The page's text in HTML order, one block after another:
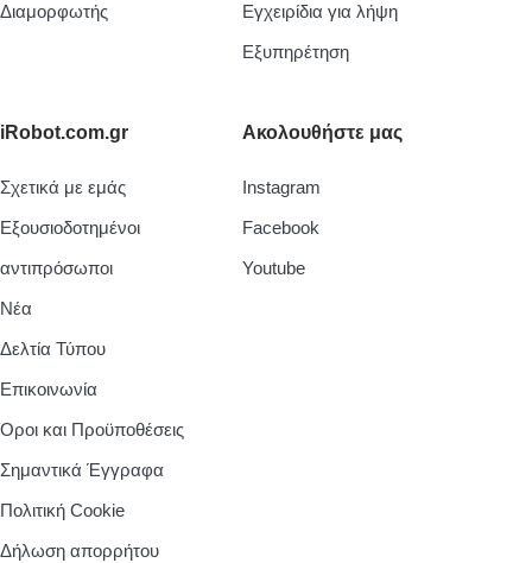
Διαμορφωτής
Εγχειρίδια για λήψη
Εξυπηρέτηση
iRobot.com.gr
Σχετικά με εμάς
Εξουσιοδοτημένοι
αντιπρόσωποι
Νέα
Δελτία Τύπου
Επικοινωνία
Οροι και Προϋποθέσεις
Σημαντικά Έγγραφα
Πολιτική Cookie
Δήλωση απορρήτου
Ακολουθήστε μας
Instagram
Facebook
Youtube